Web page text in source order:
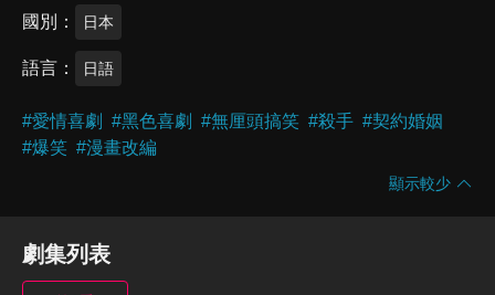
國別 日本
語言 日語
#愛情喜劇 #黑色喜劇 #無厘頭搞笑 #殺手 #契約婚姻
#爆笑 #漫畫改編
顯示較少
劇集列表